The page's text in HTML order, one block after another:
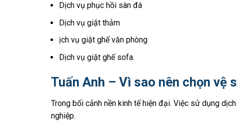
Dịch vụ phục hồi sàn đá
Dịch vụ giặt thảm
ịch vụ giặt ghế văn phòng
Dịch vụ giặt ghế sofa.
Tuấn Anh – Vì sao nên chọn vệ
Trong bối cảnh nền kinh tế hiện đại. Việc sử dụng
nghiệp.